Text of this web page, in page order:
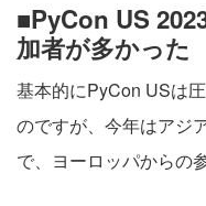
■PyCon US
加者が多かった
基本的にPyCon USは
のですが、今年はアジ
で、ヨーロッパからの